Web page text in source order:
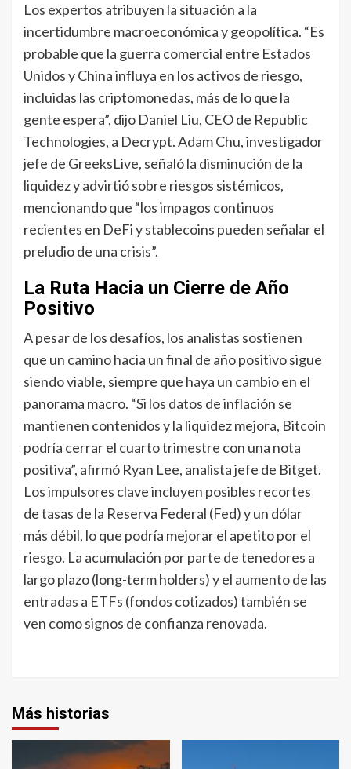
Los expertos atribuyen la situación a la
incertidumbre macroeconómica y geopolítica. “Es
probable que la guerra comercial entre Estados
Unidos y China influya en los activos de riesgo,
incluidas las criptomonedas, más de lo que la
gente espera”, dijo Daniel Liu, CEO de Republic
Technologies, a Decrypt. Adam Chu, investigador
jefe de GreeksLive, señaló la disminución de la
liquidez y advirtió sobre riesgos sistémicos,
mencionando que “los impagos continuos
recientes en DeFi y stablecoins pueden señalar el
preludio de una crisis”.
La Ruta Hacia un Cierre de Año
Positivo
A pesar de los desafíos, los analistas sostienen
que un camino hacia un final de año positivo sigue
siendo viable, siempre que haya un cambio en el
panorama macro. “Si los datos de inflación se
mantienen contenidos y la liquidez mejora, Bitcoin
podría cerrar el cuarto trimestre con una nota
positiva”, afirmó Ryan Lee, analista jefe de Bitget.
Los impulsores clave incluyen posibles recortes
de tasas de la Reserva Federal (Fed) y un dólar
más débil, lo que podría mejorar el apetito por el
riesgo. La acumulación por parte de tenedores a
largo plazo (long-term holders) y el aumento de las
entradas a ETFs (fondos cotizados) también se
ven como signos de confianza renovada.
Más historias